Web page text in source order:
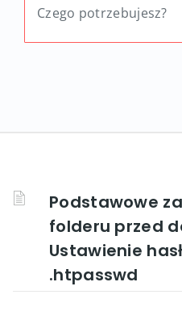
Podstawowe
folderu przed
Ustawienie
.htpasswd